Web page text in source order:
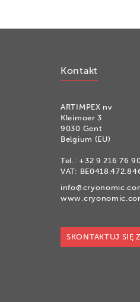
Kontakt
ARTIMPEX nv
Kleimoer 3
9030 Gent
Belgium (EU)
Tel.: +32 9 216 76
VAT:
SKONTAKTUJ SIĘ